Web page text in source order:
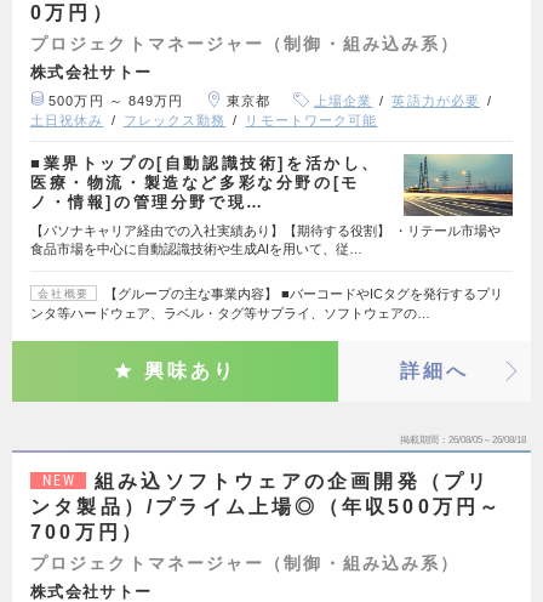
0万円）
プロジェクトマネージャー（制御・組み込み系）
株式会社サトー
500万円 ～ 849万円 東京都 上場企業
英語力が必要
土日祝休み
フレックス勤務 リモートワーク可能
■業界トップの[自動認識技術]を活かし、
医療・物流・製造など多彩な分野の[モ
ノ・情報]の管理分野で現…
【パソナキャリア経由での入社実績あり】【期待する役割】 ・リテール市場や
食品市場を中心に自動認識技術や生成AIを用いて、従…
会社概要
【グループの主な事業内容】 ■バーコードやICタグを発行するプリ
ンタ等ハードウェア、ラベル・タグ等サプライ、ソフトウェアの…
興味あり 詳細へ
掲載期間 26/08/05～26/08/18
NEW
組み込ソフトウェアの企画開発（プリ
ンタ製品）/プライム上場◎（年収500万円～
700万円）
プロジェクトマネージャー（制御・組み込み系）
株式会社サトー